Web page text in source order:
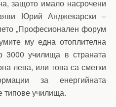
защото имало насрочени
Юрий Анджекарски –
„Професионален форум
му една отоплителна
3000 училища в страната
лева, или това са сметки
за енергийната
типове училища.